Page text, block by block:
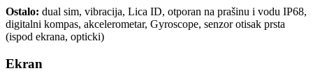
Ostalo: dual sim, vibracija, Lica ID, otporan na prašinu i vodu IP68,
digitalni kompas, akcelerometar, Gyroscope, senzor otisak prsta
(ispod ekrana, opticki)
Ekran